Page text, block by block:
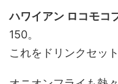
ハワイアン ロコモコ
150。
これをドリンクセッ